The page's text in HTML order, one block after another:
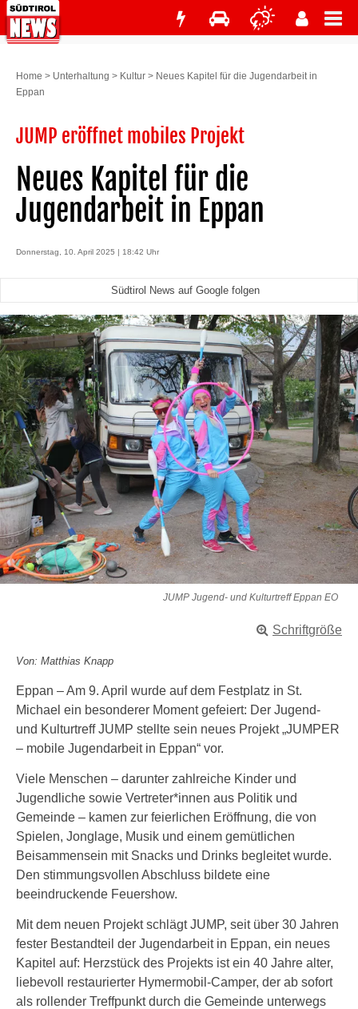
Home > Unterhaltung > Kultur > Neues Kapitel für die Jugendarbeit in
Eppan
JUMP eröffnet mobiles Projekt
Neues Kapitel für die
Jugendarbeit in Eppan
Donnerstag, 10. April 2025 | 18:42 Uhr
Südtirol News auf Google folgen
JUMP Jugend- und Kulturtreff Eppan EO
Schriftgröße
Von: Matthias Knapp
Eppan – Am 9. April wurde auf dem Festplatz in St.
Michael ein besonderer Moment gefeiert: Der Jugend-
und Kulturtreff JUMP stellte sein neues Projekt „JUMPER
– mobile Jugendarbeit in Eppan“ vor.
Viele Menschen – darunter zahlreiche Kinder und
Jugendliche sowie Vertreter*innen aus Politik und
Gemeinde – kamen zur feierlichen Eröffnung, die von
Spielen, Jonglage, Musik und einem gemütlichen
Beisammensein mit Snacks und Drinks begleitet wurde.
Den stimmungsvollen Abschluss bildete eine
beeindruckende Feuershow.
Mit dem neuen Projekt schlägt JUMP, seit über 30 Jahren
fester Bestandteil der Jugendarbeit in Eppan, ein neues
Kapitel auf: Herzstück des Projekts ist ein 40 Jahre alter,
liebevoll restaurierter Hymermobil-Camper, der ab sofort
als rollender Treffpunkt durch die Gemeinde unterwegs